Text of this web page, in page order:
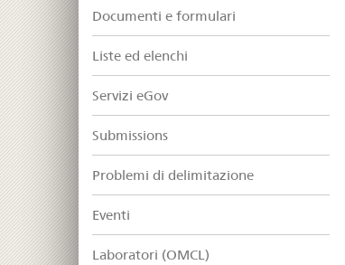
Documenti e formulari
Liste ed elenchi
Servizi eGov
Submissions
Problemi di delimitazione
Eventi
Laboratori (OMCL)